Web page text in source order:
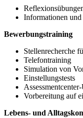
Informationen
Bewerbungstraining
Stellenrecherche
Telefontraining
Simulation von
Einstellungstests
Vorbereitung auf
Lebens- und